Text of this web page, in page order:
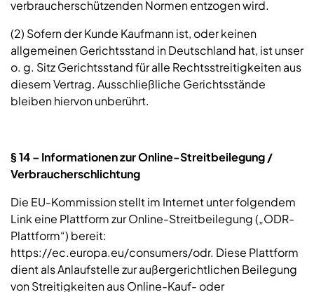
verbraucherschützenden Normen entzogen wird.
(2) Sofern der Kunde Kaufmann ist, oder keinen
allgemeinen Gerichtsstand in Deutschland hat, ist unser
o. g. Sitz Gerichtsstand für alle Rechtsstreitigkeiten aus
diesem Vertrag. Ausschließliche Gerichtsstände
bleiben hiervon unberührt.
§ 14 – Informationen zur Online-Streitbeilegung /
Verbraucherschlichtung
Die EU-Kommission stellt im Internet unter folgendem
Link eine Plattform zur Online-Streitbeilegung („ODR-
Plattform“) bereit:
https://ec.europa.eu/consumers/odr. Diese Plattform
dient als Anlaufstelle zur außergerichtlichen Beilegung
von Streitigkeiten aus Online-Kauf- oder